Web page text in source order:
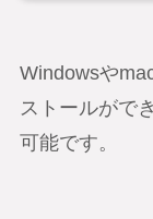
Windowsや
ストールがで
可能です。